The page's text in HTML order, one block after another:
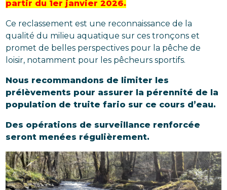
partir du 1er janvier 2026.
Ce reclassement est une reconnaissance de la
qualité du milieu aquatique sur ces tronçons et
promet de belles perspectives pour la pêche de
loisir, notamment pour les pêcheurs sportifs.
Nous recommandons de limiter les
prélèvements pour assurer la pérennité de la
population de truite fario sur ce cours d’eau.
Des opérations de surveillance renforcée
seront menées régulièrement.